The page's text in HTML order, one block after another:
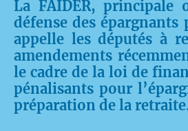
La FAIDER, principale
défense des
appelle les députés à
amendements
le cadre de la loi de
pénalisants pour
préparation de la